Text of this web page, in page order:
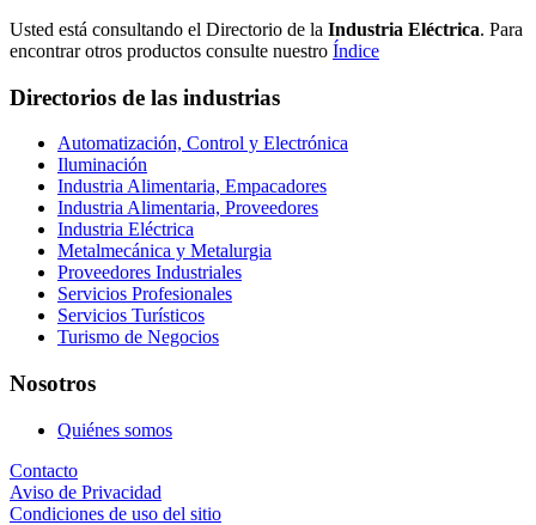
Usted está consultando el Directorio de la Industria Eléctrica. Para
encontrar otros productos consulte nuestro Índice
Directorios de las industrias
Automatización, Control y Electrónica
Iluminación
Industria Alimentaria, Empacadores
Industria Alimentaria, Proveedores
Industria Eléctrica
Metalmecánica y Metalurgia
Proveedores Industriales
Servicios Profesionales
Servicios Turísticos
Turismo de Negocios
Nosotros
Quiénes somos
Contacto
Aviso de Privacidad
Condiciones de uso del sitio